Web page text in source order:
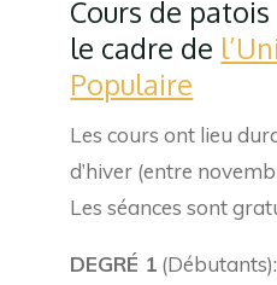
Cours de
le cadre de
Populaire
Les cours ont lieu
d’hiver (entre
Les séances sont
DEGRÉ 1